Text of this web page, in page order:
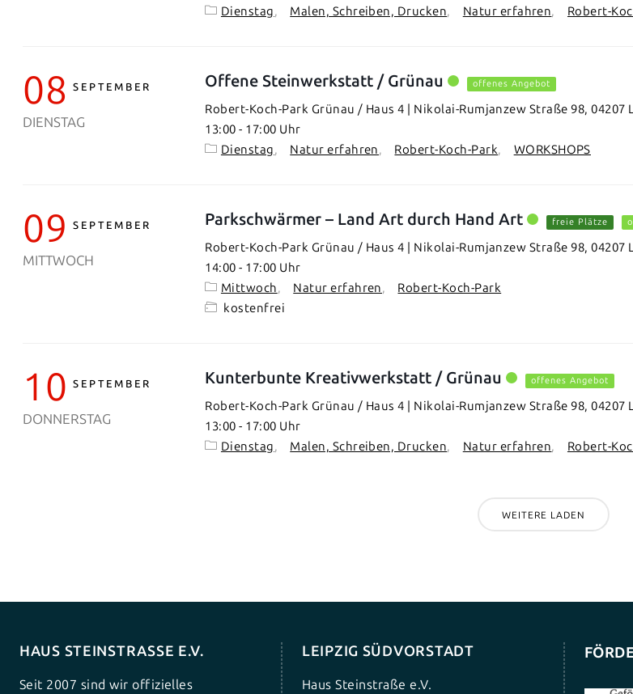
Dienstag
Malen, Schreiben, Drucken Natur erfahren Robert-
08 SEPTEMBER
DIENSTAG
Offene Steinwerkstatt / Grünau offenes Angebot
Robert-Koch-Park Grünau / Haus 4 | Nikolai-Rumjanzew Straße 98, 04207
13:00 - 17:00
Dienstag
Natur erfahren Robert-Koch-Park WORKSHOPS
09 SEPTEMBER
MITTWOCH
Parkschwärmer – Land Art durch Hand Art freie Plätze
Robert-Koch-Park Grünau / Haus 4 | Nikolai-Rumjanzew Straße 98, 04207
14:00 - 17:00
Mittwoch
Natur erfahren
Robert-Koch-Park
kostenfrei
10 SEPTEMBER
DONNERSTAG
Kunterbunte Kreativwerkstatt / Grünau offenes Angebot
Robert-Koch-Park Grünau / Haus 4 | Nikolai-Rumjanzew Straße 98, 04207
13:00 - 17:00
Dienstag
Malen, Schreiben, Drucken Natur erfahren Robert-
WEITERE LADEN
HAUS STEINSTRASSE E.V.
Seit 2007 sind wir offizielles
LEIPZIG SÜDVORSTADT
Haus Steinstraße e.V.